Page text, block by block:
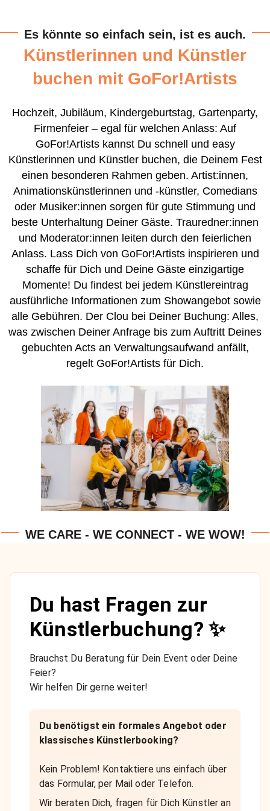
Es könnte so einfach sein, ist es auch.
Künstlerinnen und Künstler
buchen mit GoFor!Artists
Hochzeit, Jubiläum, Kindergeburtstag, Gartenparty,
Firmenfeier – egal für welchen Anlass: Auf
GoFor!Artists kannst Du schnell und easy
Künstlerinnen und Künstler buchen, die Deinem Fest
einen besonderen Rahmen geben. Artist:innen,
Animationskünstlerinnen und -künstler, Comedians
oder Musiker:innen sorgen für gute Stimmung und
beste Unterhaltung Deiner Gäste. Trauredner:innen
und Moderator:innen leiten durch den feierlichen
Anlass. Lass Dich von GoFor!Artists inspirieren und
schaffe für Dich und Deine Gäste einzigartige
Momente! Du findest bei jedem Künstlereintrag
ausführliche Informationen zum Showangebot sowie
alle Gebühren. Der Clou bei Deiner Buchung: Alles,
was zwischen Deiner Anfrage bis zum Auftritt Deines
gebuchten Acts an Verwaltungsaufwand anfällt,
regelt GoFor!Artists für Dich.
WE CARE - WE CONNECT - WE WOW!
Du hast Fragen zur
Künstlerbuchung? ✨
Brauchst Du Beratung für Dein Event oder Deine
Feier?
Wir helfen Dir gerne weiter!
Du benötigst ein formales Angebot oder
klassisches Künstlerbooking?
Kein Problem! Kontaktiere uns einfach über
das Formular, per Mail oder Telefon.
Wir beraten Dich, fragen für Dich Künstler an